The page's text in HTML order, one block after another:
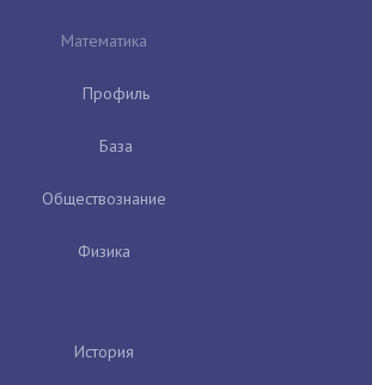
Математика
Профиль
База
Обществознание
Физика
История